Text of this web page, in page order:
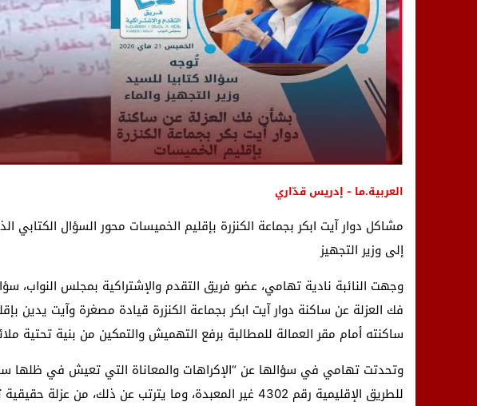
العربية.ما - إدريس قدّاري
مشاكل دوار آيت ابكر بجماعة الكنزرة بإقليم الخميسات محور السؤال الكتابي
إلى وزير التجهيز
وجهت النائبة نادية تهامي، عضو فريق التقدم والإشتراكية بمجلس النواب،
فك العزلة عن ساكنة دوار آيت ابكر بجماعة الكنزرة قيادة مصغرة وآيت يدين
ساكنته أمام مقر العمالة للمطالبة برفع التهميش والتمكين من بنية تحتية
وتحدتت تهامي في سؤالها عن “الإكراهات والمعاناة التي تعيش في ظلها
للطريق الإقليمية رقم 4302 غير المعبدة، وما يترتب عن ذلك، من عزلة حقيقية تؤثر سلبا على الحياة اليومية للسكان”.